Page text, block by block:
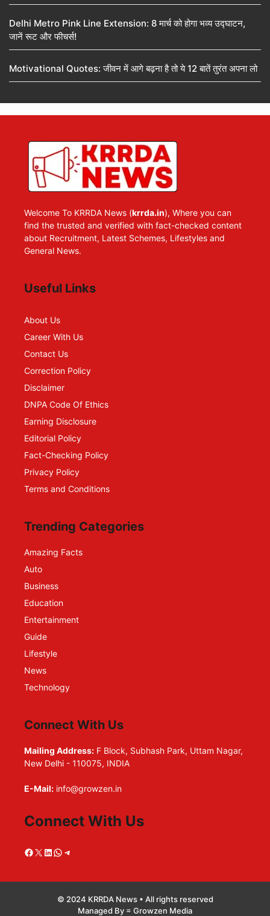
Delhi Metro Pink Line Extension: 8 मार्च को होगा भव्य उद्घाटन,
जानें रूट और फीचर्स!
Motivational Quotes: जीवन में आगे बढ़ना है तो ये 12 बातें तुरंत अपना लो
Welcome To KRRDA News (krrda.in), Where you can
find the trusted and verified with fact-checked content
about Recruitment, Latest Schemes, Lifestyles and
General News.
Useful Links
About Us
Career With Us
Contact Us
Correction Policy
Disclaimer
DNPA Code Of Ethics
Earning Disclosure
Editorial Policy
Fact-Checking Policy
Privacy Policy
Terms and Conditions
Trending Categories
Amazing Facts
Auto
Business
Education
Entertainment
Guide
Lifestyle
News
Technology
Connect With Us
Mailing Address: F Block, Subhash Park, Uttam Nagar,
New Delhi - 110075, INDIA
E-Mail: info@growzen.in
Connect With Us
Facebook
X LinkedIn
WhatsApp
Telegram
© 2024 KRRDA News • All rights reserved
Managed By = Growzen Media